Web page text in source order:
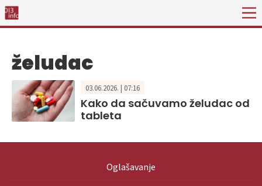
želudac
03.06.2026. | 07:16
Kako da sačuvamo želudac od
tableta
Oglašavanje